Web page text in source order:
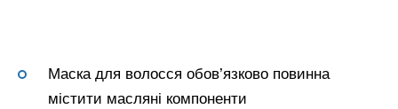
Маска для волосся обов’язково повинна
містити масляні компоненти